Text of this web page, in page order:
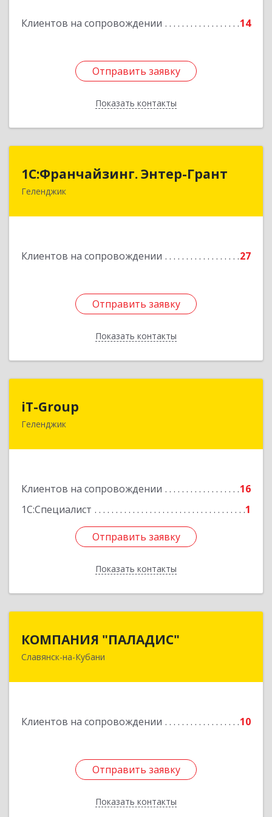
Клиентов на сопровождении 14
Отправить заявку
Показать контакты
Отправить заявку
Назад
1С:Франчайзинг. Энтер-Грант
Геленджик
Клиентов на сопровождении 27
Отправить заявку
Показать контакты
1С:Франчайзинг. Энтер-Грант
353467, Краснодарский край, Геленджик г,
Отправить заявку
Назад
iT-Group
Геленджик
Клиентов на сопровождении
16
1С:Специалист
1
Отправить заявку
Показать контакты
353460, Краснодарский край, Геленджик г,
Отправить заявку
Назад
КОМПАНИЯ "ПАЛАДИС"
Славянск-на-Кубани
Клиентов на сопровождении 10
Отправить заявку
Показать контакты
353560, Краснодарский край, Славянский р-н,
Подробнее
Отправить заявку
Назад